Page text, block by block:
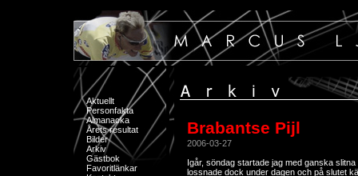
Aktuellt
Personfakta
Almanacka
Årets resultat
Bilder
Arkiv
Gästbok
Favoritlänkar
Brabantse Pijl
2006-03-27
Igår, söndag startade jag med ganska
lossnade dock under dagen och på slutet